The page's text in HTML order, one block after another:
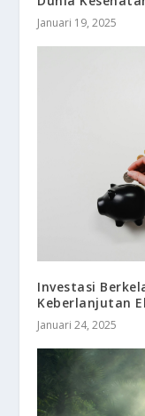
Januari 19, 2025
Investasi
Keberlanjutan
Januari 24, 2025